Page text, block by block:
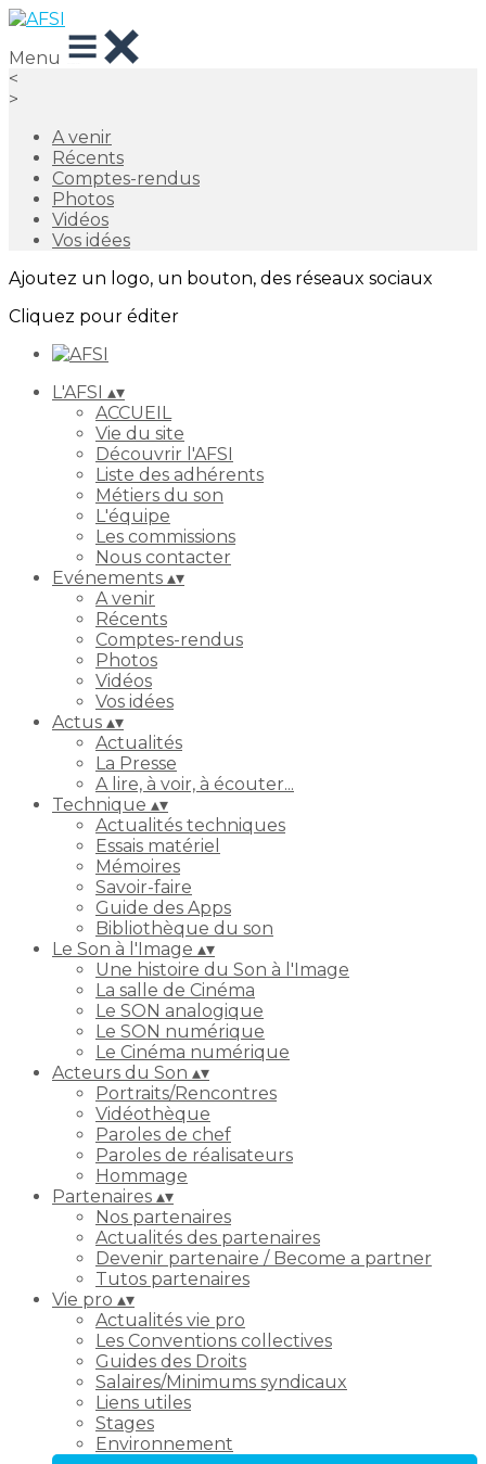
Menu
<
>
A venir
Récents
Comptes-rendus
Photos
Vidéos
Vos idées
Ajoutez un logo, un bouton, des réseaux sociaux
Cliquez pour éditer
L'AFSI ▴▾
ACCUEIL
Vie du site
Découvrir l'AFSI
Liste des adhérents
Métiers du son
L'équipe
Les commissions
Nous contacter
Evénements ▴▾
A venir
Récents
Comptes-rendus
Photos
Vidéos
Vos idées
Actus ▴▾
Actualités
La Presse
A lire, à voir, à écouter...
Technique ▴▾
Actualités techniques
Essais matériel
Mémoires
Savoir-faire
Guide des Apps
Bibliothèque du son
Le Son à l'Image ▴▾
Une histoire du Son à l'Image
La salle de Cinéma
Le SON analogique
Le SON numérique
Le Cinéma numérique
Acteurs du Son ▴▾
Portraits/Rencontres
Vidéothèque
Paroles de chef
Paroles de réalisateurs
Hommage
Partenaires ▴▾
Nos partenaires
Actualités des partenaires
Devenir partenaire / Become a partner
Tutos partenaires
Vie pro ▴▾
Actualités vie pro
Les Conventions collectives
Guides des Droits
Salaires/Minimums syndicaux
Liens utiles
Stages
Environnement